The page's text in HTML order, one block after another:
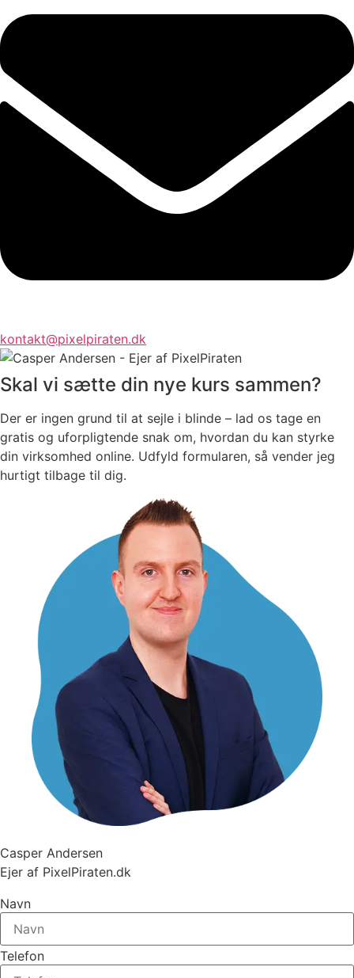
kontakt@pixelpiraten.dk
Skal vi sætte din nye kurs sammen?
Der er ingen grund til at sejle i blinde – lad os tage en
gratis og uforpligtende snak om, hvordan du kan styrke
din virksomhed online. Udfyld formularen, så vender jeg
hurtigt tilbage til dig.
Casper Andersen
Ejer af PixelPiraten.dk
Navn
Telefon